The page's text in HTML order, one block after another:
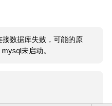
数据库失败，可能的原
未启动。